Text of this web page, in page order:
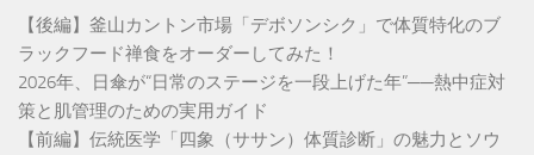
【後編】釜山カントン市場「デボソンシク」で体質特化のブ
ラックフード禅食をオーダーしてみた！
2026年、日傘が“日常のステージを一段上げた年”──熱中症対
策と肌管理のための実用ガイド
【前編】伝統医学「四象（ササン）体質診断」の魅力とソウ